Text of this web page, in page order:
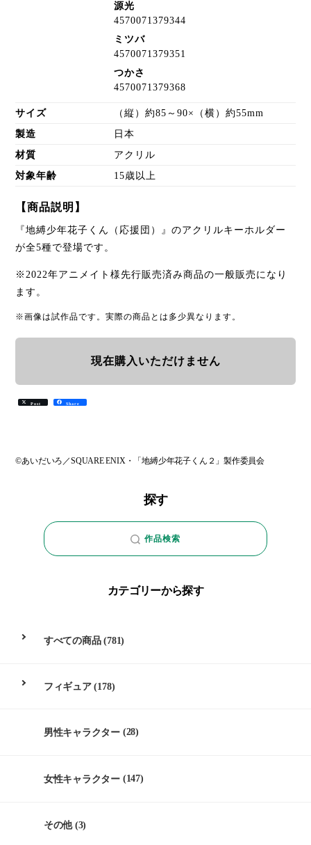
源光
4570071379344
ミツバ
4570071379351
つかさ
4570071379368
サイズ （縦）約85～90×（横）約55mm
製造 日本
材質 アクリル
対象年齢 15歳以上
【商品説明】
『地縛少年花子くん（応援団）』のアクリルキーホルダー
が全5種で登場です。
※2022年アニメイト様先行販売済み商品の一般販売になり
ます。
※画像は試作品です。実際の商品とは多少異なります。
現在購入いただけません
Post Share
©あいだいろ／SQUARE ENIX・「地縛少年花子くん２」製作委員会
探す
作品検索
カテゴリーから探す
すべての商品(781)
フィギュア(178)
男性キャラクター (28)
女性キャラクター (147)
その他(3)